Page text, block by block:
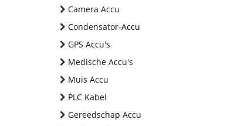
Camera Accu
Condensator-Accu
GPS Accu's
Medische Accu's
Muis Accu
PLC Kabel
Gereedschap Accu